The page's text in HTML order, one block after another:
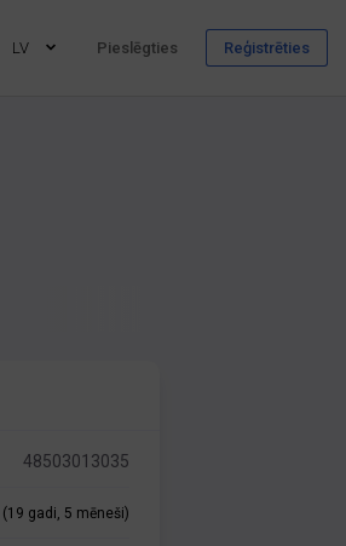
LV Pieslēgties Reģistrēties
48503013035
(19 gadi, 5 mēneši)